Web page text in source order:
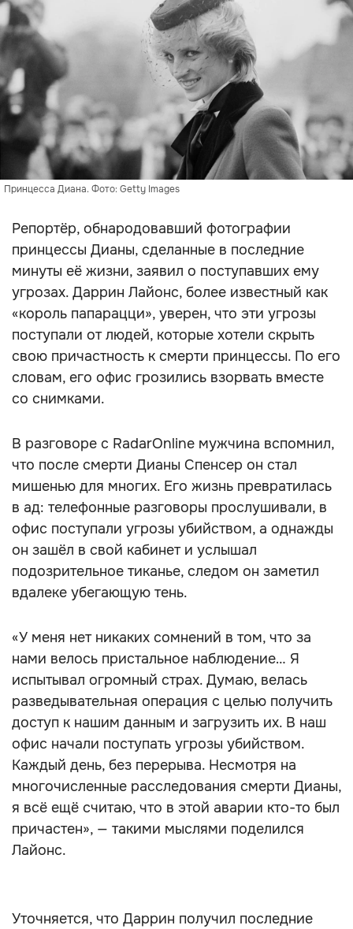
Принцесса Диана. Фото: Getty Images
Репортёр, обнародовавший фотографии
принцессы Дианы, сделанные в последние
минуты её жизни, заявил о поступавших ему
угрозах. Даррин Лайонс, более известный как
«король папарацци», уверен, что эти угрозы
поступали от людей, которые хотели скрыть
свою причастность к смерти принцессы. По его
словам, его офис грозились взорвать вместе
со снимками.
В разговоре с RadarOnline мужчина вспомнил,
что после смерти Дианы Спенсер он стал
мишенью для многих. Его жизнь превратилась
в ад: телефонные разговоры прослушивали, в
офис поступали угрозы убийством, а однажды
он зашёл в свой кабинет и услышал
подозрительное тиканье, следом он заметил
вдалеке убегающую тень.
«У меня нет никаких сомнений в том, что за
нами велось пристальное наблюдение… Я
испытывал огромный страх. Думаю, велась
разведывательная операция с целью получить
доступ к нашим данным и загрузить их. В наш
офис начали поступать угрозы убийством.
Каждый день, без перерыва. Несмотря на
многочисленные расследования смерти Дианы,
я всё ещё считаю, что в этой аварии кто-то был
причастен», — такими мыслями поделился
Лайонс.
Уточняется, что Даррин получил последние